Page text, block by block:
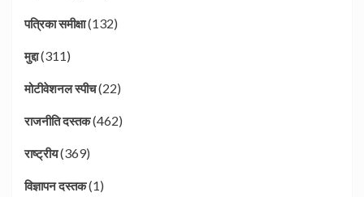
पत्रिका समीक्षा(132)
मुद्दा(311)
मोटीवेशनल स्पीच(22)
राजनीति दस्तक(462)
राष्ट्रीय(369)
विज्ञापन दस्तक(1)